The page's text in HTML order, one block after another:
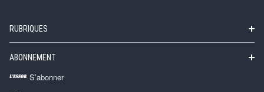
RUBRIQUES
ABONNEMENT
S’abonner